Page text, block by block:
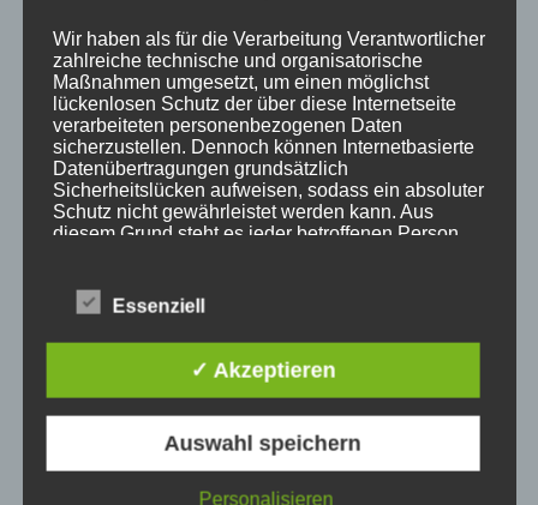
E-Mail-Adresse*
Website
Name, E-Mail-Adresse und Website in diesem
Browser für meinen nächsten Kommentar speichern.
Wir haben als für die Verarbeitung Verantwortlicher
zahlreiche technische und organisatorische
Maßnahmen umgesetzt, um einen möglichst
lückenlosen Schutz der über diese Internetseite
verarbeiteten personenbezogenen Daten
sicherzustellen. Dennoch können Internetbasierte
Datenübertragungen grundsätzlich
Sicherheitslücken aufweisen, sodass ein absoluter
Schutz nicht gewährleistet werden kann. Aus
diesem Grund steht es jeder betroffenen Person
uns zu übermitteln.
Begriffsbestimmungen
Die Datenschutzerklärung beruht auf den
Richtlinien- und Verordnungsgeber beim Erlass
der Datenschutz-Grundverordnung (DS-GVO)
verwendet wurden. Unsere Datenschutzerklärung
Essenziell
✓ Akzeptieren
Auswahl speichern
Personalisieren